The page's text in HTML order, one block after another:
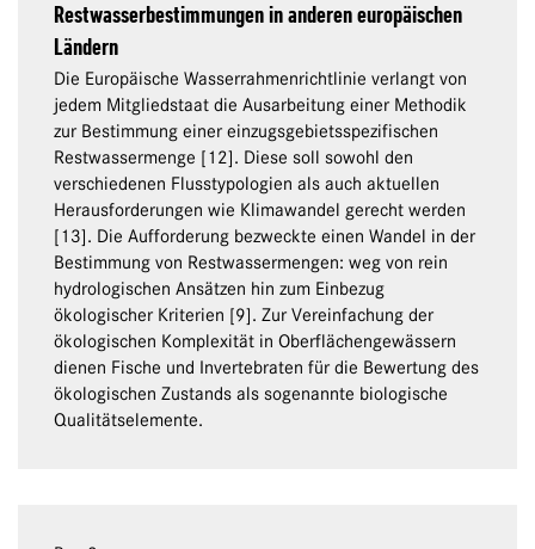
Restwasserbestimmungen in anderen europäischen
Ländern
Die Europäische Wasserrahmenrichtlinie verlangt von
jedem Mitgliedstaat die Ausarbeitung einer Methodik
zur Bestimmung einer einzugsgebietsspezifischen
Restwassermenge [12]. Diese soll sowohl den
verschiedenen Flusstypologien als auch aktuellen
Herausforderungen wie Klimawandel gerecht werden
[13]. Die Aufforderung bezweckte einen Wandel in der
Bestimmung von Restwassermengen: weg von rein
hydrologischen Ansätzen hin zum Einbezug
ökologischer Kriterien [9]. Zur Vereinfachung der
ökologischen Komplexität in Oberflächengewässern
dienen Fische und Invertebraten für die Bewertung des
ökologischen Zustands als sogenannte biologische
Qualitätselemente.